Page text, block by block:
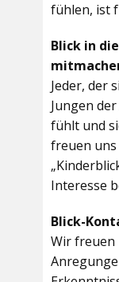
fühlen, ist
Blick in
Jeder, der
Jungen
fühlt und
freuen uns
Interesse
Blick-
Wir freuen